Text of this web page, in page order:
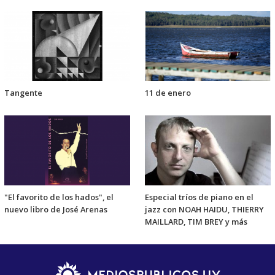
Tangente 11 de enero
"El favorito de los hados", el
nuevo libro de José Arenas
Especial tríos de piano en el
jazz con NOAH HAIDU, THIERRY
MAILLARD, TIM BREY y más